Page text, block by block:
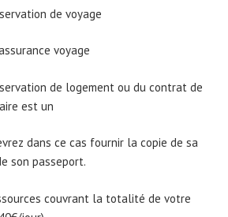
de voyage
voyage
de logement ou du contrat de
est un
dans ce cas fournir la copie de sa
son passeport.
couvrant la totalité de votre